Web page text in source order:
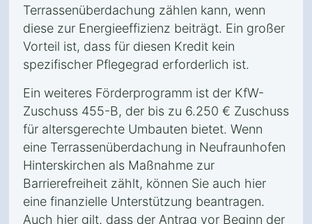
Terrassenüberdachung zählen kann, wenn
diese zur Energieeffizienz beiträgt. Ein großer
Vorteil ist, dass für diesen Kredit kein
spezifischer Pflegegrad erforderlich ist.
Ein weiteres Förderprogramm ist der KfW-
Zuschuss 455-B, der bis zu 6.250 € Zuschuss
für altersgerechte Umbauten bietet. Wenn
eine Terrassenüberdachung in Neufraunhofen
Hinterskirchen als Maßnahme zur
Barrierefreiheit zählt, können Sie auch hier
eine finanzielle Unterstützung beantragen.
Auch hier gilt, dass der Antrag vor Beginn der